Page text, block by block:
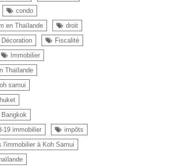
condo
en Thaïlande
droit
Décoration
Fiscalité
Immobilier
Thaïlande
samui
Bangkok
19 immobilier
impôts
l'immobilier à Koh Samui